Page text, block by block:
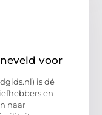
voor
is dé
en
naar